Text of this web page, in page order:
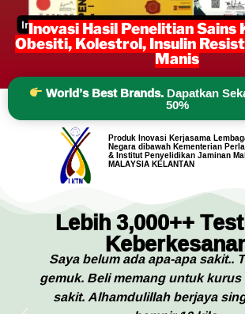
Inovasi Hasil Penelitian Sains
Obesiti, Kolestrol, Insulin
Manis
World’s Best Brands.Dapatkan
50%
Produk Inovasi Kerjasama
Negara dibawah Kementerian
& Institut Penyelidikan Jaminan
MALAYSIA KELANTAN
Lebih 3,000++
Saya belum ada apa-apa sakit..
gemuk. Beli memang untuk
sakit. Alhamdulillah berjaya